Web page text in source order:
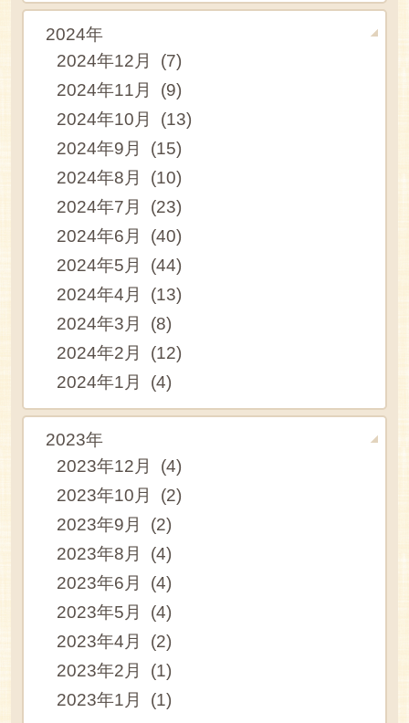
2024年
2024年12月 (7)
2024年11月 (9)
2024年10月 (13)
2024年9月 (15)
2024年8月 (10)
2024年7月 (23)
2024年6月 (40)
2024年5月 (44)
2024年4月 (13)
2024年3月 (8)
2024年2月 (12)
2024年1月 (4)
2023年
2023年12月 (4)
2023年10月 (2)
2023年9月 (2)
2023年8月 (4)
2023年6月 (4)
2023年5月 (4)
2023年4月 (2)
2023年2月 (1)
2023年1月 (1)